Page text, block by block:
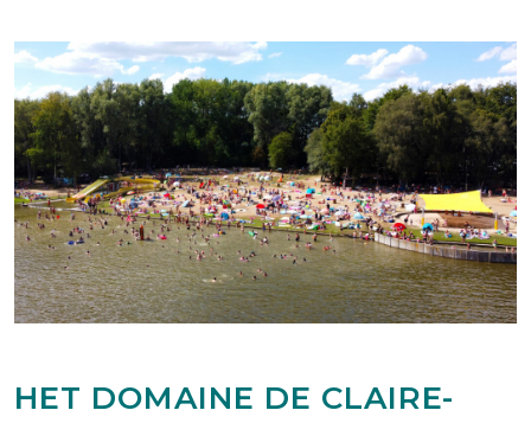
HET DOMAINE DE CLAIRE-